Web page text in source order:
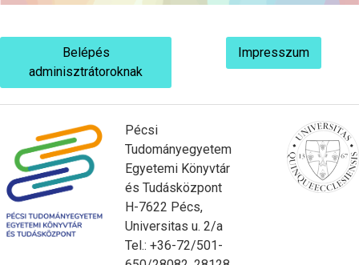
Belépés
adminisztrátoroknak
Impresszum
Pécsi
Tudományegyetem
Egyetemi Könyvtár
és Tudásközpont
H-7622 Pécs,
Universitas u. 2/a
Tel.: +36-72/501-